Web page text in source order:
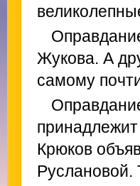
Жукова. А
самому
Крюков
Руслановой.